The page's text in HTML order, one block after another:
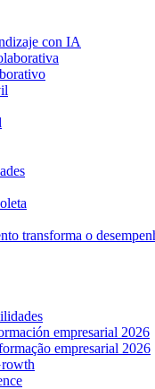
con IA
transforma o
empresarial 2026
empresarial 2026